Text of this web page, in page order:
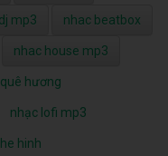
mp3 nhac beatbox
nhac house mp3
hương
nhạc lofi mp3
hinh